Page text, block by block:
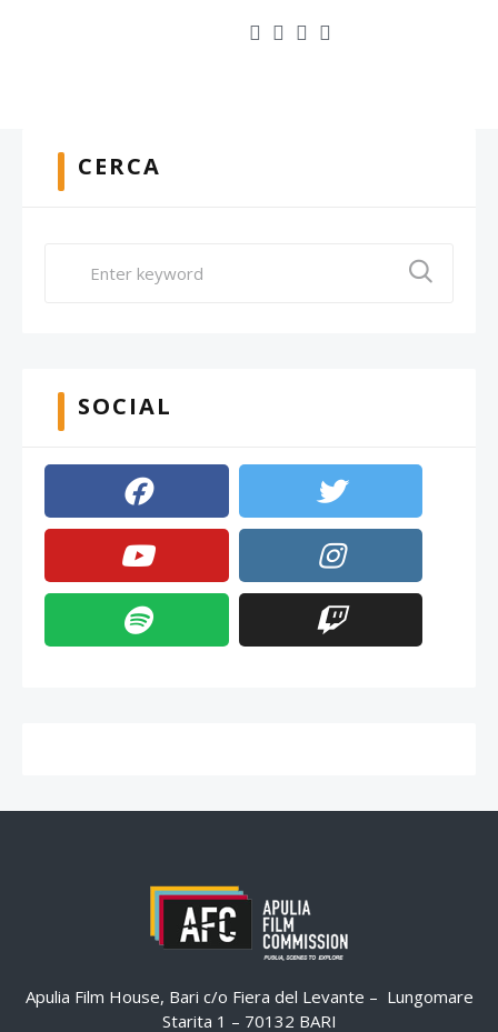
CERCA
SOCIAL
Apulia Film House, Bari c/o Fiera del Levante – Lungomare
Starita 1 – 70132 BARI